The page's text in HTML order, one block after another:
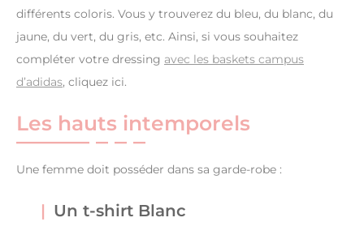
différents coloris. Vous y trouverez du bleu, du blanc, du
jaune, du vert, du gris, etc. Ainsi, si vous souhaitez
compléter votre dressing avec les baskets campus
d’adidas, cliquez ici.
Les hauts intemporels
Une femme doit posséder dans sa garde-robe :
Un t-shirt Blanc